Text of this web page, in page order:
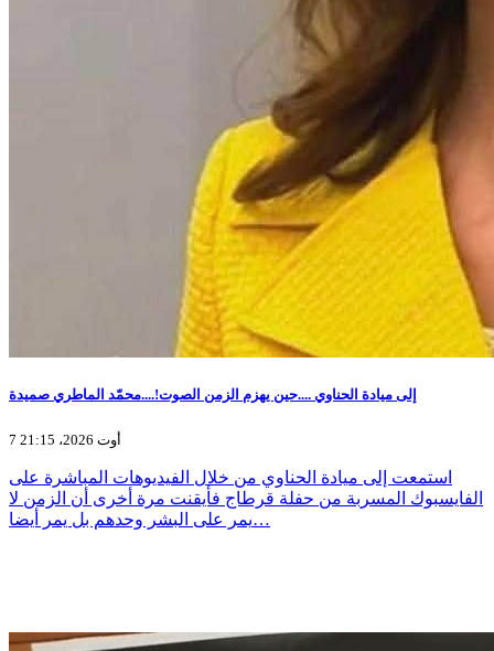
إلى ميادة الحناوي ....حين يهزم الزمن الصوت!....محمّد الماطري صميدة
7 أوت 2026، 21:15
استمعت إلى ميادة الحناوي من خلال الفيديوهات المباشرة على
الفايسبوك المسربة من حفلة قرطاج فأيقنت مرة أخرى أن الزمن لا
يمر على البشر وحدهم بل يمر أيضا…